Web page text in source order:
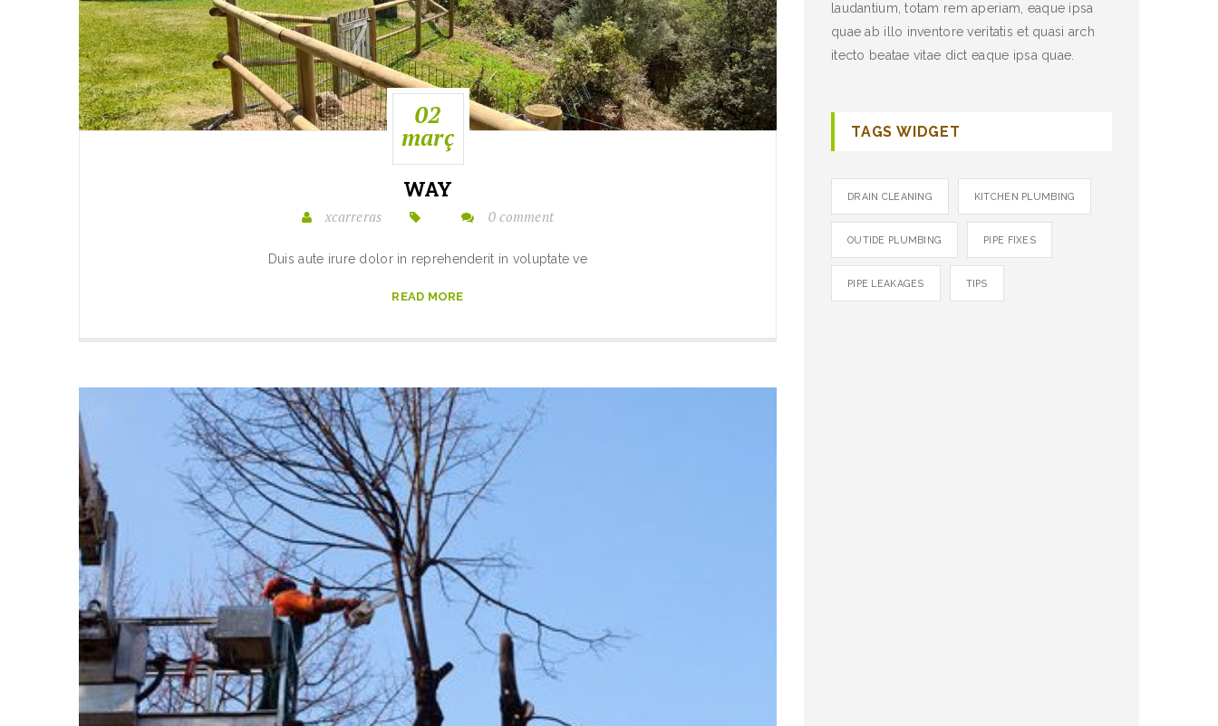
02
març
WAY
xcarreras 0 comment
Duis aute irure dolor in reprehenderit in voluptate ve
READ MORE
laudantium, totam rem aperiam, eaque ipsa
quae ab illo inventore veritatis et quasi arch
itecto beatae vitae dict eaque ipsa quae.
TAGS WIDGET
DRAIN CLEANING KITCHEN PLUMBING
OUTIDE PLUMBING PIPE FIXES
PIPE LEAKAGES TIPS